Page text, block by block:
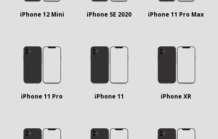
iPhone 12 Mini iPhone SE 2020 iPhone 11 Pro Max
iPhone 11 Pro iPhone 11 iPhone XR